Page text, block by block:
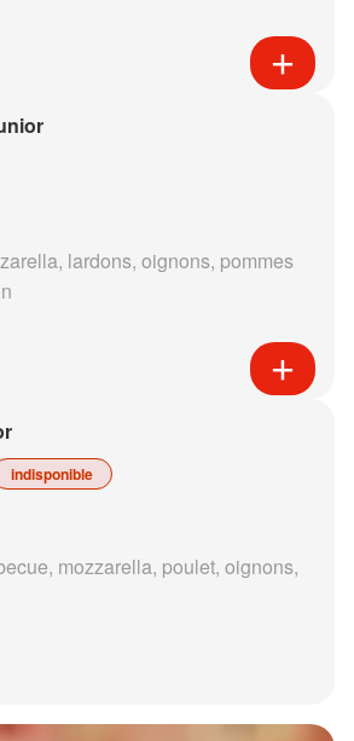
lardons, oignons, pommes
indisponible
mozzarella, poulet, oignons,